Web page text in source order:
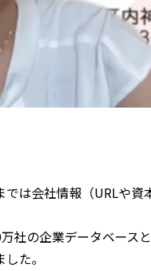
は会社情報（URLや
社の企業データベース
た。